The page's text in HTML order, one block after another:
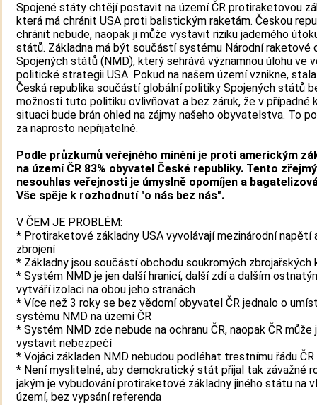
Spojené státy chtějí postavit na území ČR protiraketovou
která má chránit USA proti balistickým raketám. Českou
chránit nebude, naopak ji může vystavit riziku jaderného
států. Základna má být součástí systému Národní raketové
Spojených států (NMD), který sehrává významnou úlohu ve
politické strategii USA. Pokud na našem území vznikne,
Česká republika součástí globální politiky Spojených států
možnosti tuto politiku ovlivňovat a bez záruk, že v případné
situaci bude brán ohled na zájmy našeho obyvatelstva. To
za naprosto nepřijatelné.
Podle průzkumů veřejného mínění je proti americkým
na území ČR 83% obyvatel České republiky. Tento zřejmý
nesouhlas veřejnosti je úmyslně opomíjen a
Vše spěje k rozhodnutí "o nás bez nás".
V ČEM JE PROBLÉM:
* Protiraketové základny USA vyvolávají mezinárodní napětí
zbrojení
* Základny jsou součástí obchodu soukromých zbrojařských
* Systém NMD je jen další hranicí, další zdí a dalším
vytváří izolaci na obou jeho stranách
* Více než 3 roky se bez vědomí obyvatel ČR jednalo o
systému NMD na území ČR
* Systém NMD zde nebude na ochranu ČR, naopak ČR může
vystavit nebezpečí
* Vojáci základen NMD nebudou podléhat trestnímu řádu ČR
* Není myslitelné, aby demokratický stát přijal tak závažné
jakým je vybudování protiraketové základny jiného státu na
území, bez vypsání referenda